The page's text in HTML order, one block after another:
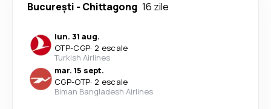
București - Chittagong 16 zile
lun. 31 aug.
OTP-CGP· 2 escale
Turkish Airlines
mar. 15 sept.
CGP-OTP· 2 escale
Biman Bangladesh Airlines